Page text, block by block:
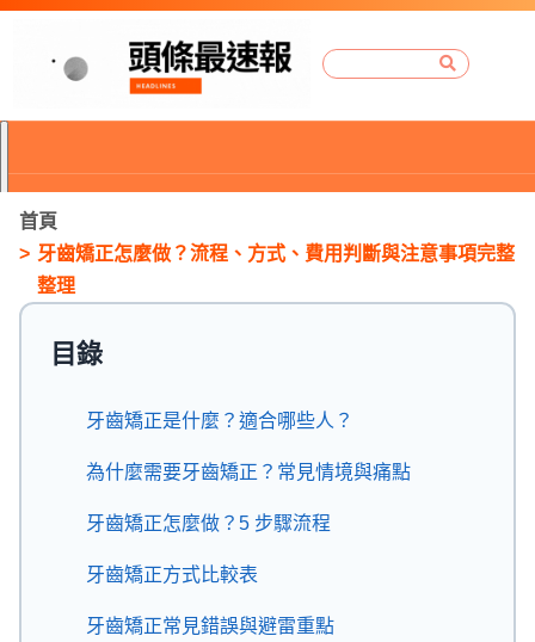
首頁
牙齒矯正怎麼做？流程、方式、費用判斷與注意事項完整
整理
目錄
牙齒矯正是什麼？適合哪些人？
為什麼需要牙齒矯正？常見情境與痛點
牙齒矯正怎麼做？5 步驟流程
牙齒矯正方式比較表
牙齒矯正常見錯誤與避雷重點